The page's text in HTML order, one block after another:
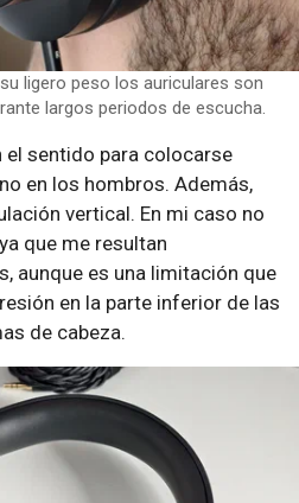
ligero peso los auriculares son
largos periodos de escucha.
el sentido para colocarse
en los hombros. Además,
vertical. En mi caso no
que me resultan
aunque es una limitación que
en la parte inferior de las
de cabeza.